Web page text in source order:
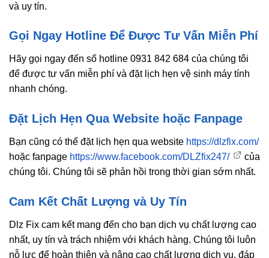
và uy tín.
Gọi Ngay Hotline Để Được Tư Vấn Miễn Phí
Hãy gọi ngay đến số hotline 0931 842 684 của chúng tôi
để được tư vấn miễn phí và đặt lịch hẹn vệ sinh máy tính
nhanh chóng.
Đặt Lịch Hẹn Qua Website hoặc Fanpage
Bạn cũng có thể đặt lịch hẹn qua website https://dlzfix.com/
hoặc fanpage https://www.facebook.com/DLZfix247/
của
chúng tôi. Chúng tôi sẽ phản hồi trong thời gian sớm nhất.
Cam Kết Chất Lượng và Uy Tín
Dlz Fix cam kết mang đến cho bạn dịch vụ chất lượng cao
nhất, uy tín và trách nhiệm với khách hàng. Chúng tôi luôn
nỗ lực để hoàn thiện và nâng cao chất lượng dịch vụ, đáp